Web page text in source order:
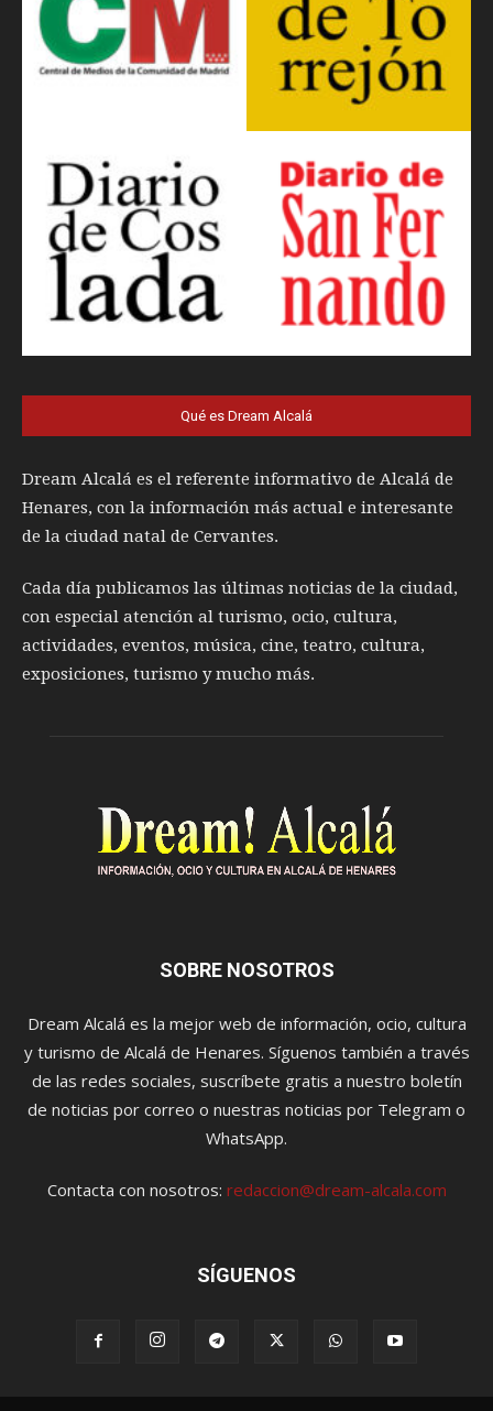
Qué es Dream Alcalá
Dream Alcalá es el referente informativo de Alcalá de
Henares, con la información más actual e interesante
de la ciudad natal de Cervantes.
Cada día publicamos las últimas noticias de la ciudad,
con especial atención al turismo, ocio, cultura,
actividades, eventos, música, cine, teatro, cultura,
exposiciones, turismo y mucho más.
SOBRE NOSOTROS
Dream Alcalá es la mejor web de información, ocio, cultura
y turismo de Alcalá de Henares. Síguenos también a través
de las redes sociales, suscríbete gratis a nuestro boletín
de noticias por correo o nuestras noticias por Telegram o
WhatsApp.
Contacta con nosotros: redaccion@dream-alcala.com
SÍGUENOS